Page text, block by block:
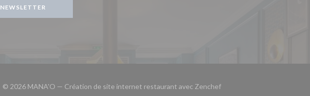
NEWSLETTER
© 2026 MANA'O — Création de site internet restaurant avec Zenchef((ouvre une nouvelle fenêtre))